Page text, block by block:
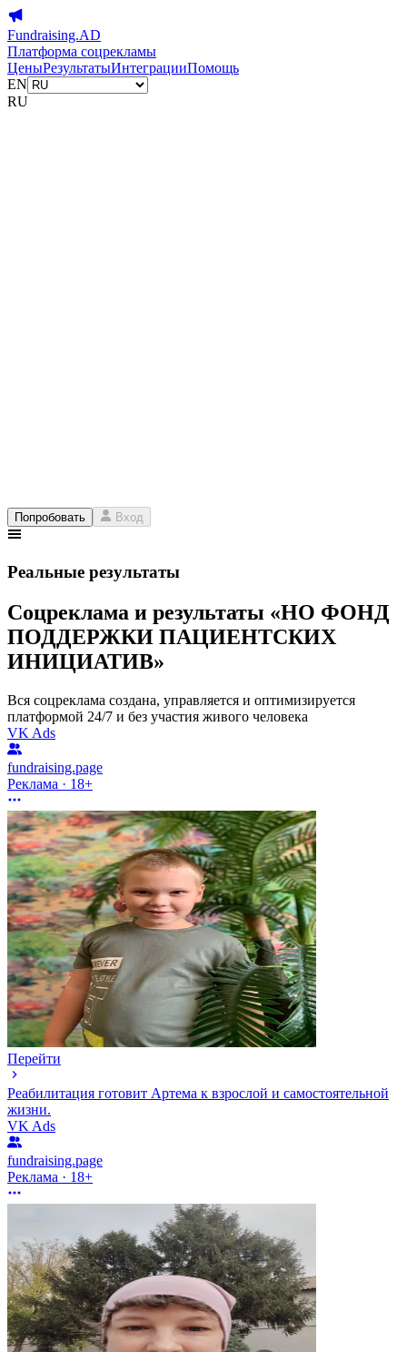
Fundraising.AD
Платформа соцрекламы
ЦеныРезультатыИнтеграцииПомощь
EN
RU
Попробовать Вход
Реальные результаты
Соцреклама и результаты «НО ФОНД
ПОДДЕРЖКИ ПАЦИЕНТСКИХ
ИНИЦИАТИВ»
Вся соцреклама создана, управляется и оптимизируется
платформой 24/7 и без участия живого человека
VK Ads
fundraising.page
Реклама · 18+
Перейти
Реабилитация готовит Артема к взрослой и самостоятельной
жизни.
VK Ads
fundraising.page
Реклама · 18+